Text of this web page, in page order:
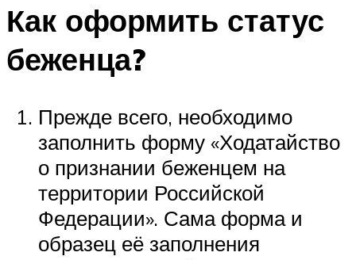
Как оформить статус
беженца?
Прежде всего, необходимо
заполнить форму «Ходатайство
о признании беженцем на
территории Российской
Федерации». Сама форма и
образец её заполнения